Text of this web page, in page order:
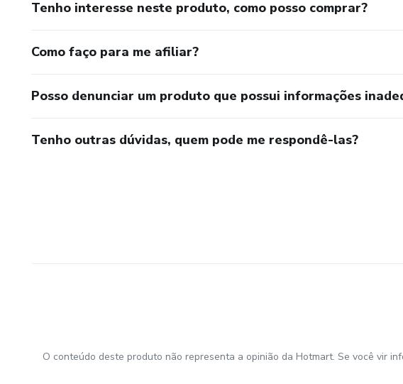
Tenho interesse neste produto, como posso comprar?
Como faço para me afiliar?
Posso denunciar um produto que possui informações
Tenho outras dúvidas, quem pode me respondê-las?
O conteúdo deste produto não representa a opinião da Hotmart. Se você vir